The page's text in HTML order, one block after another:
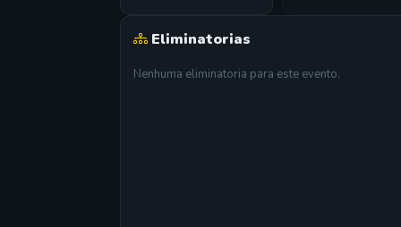
Eliminatorias
Nenhuma eliminatoria para este evento.